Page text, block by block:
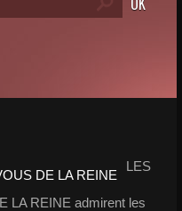
LES
LA REINE admirent les